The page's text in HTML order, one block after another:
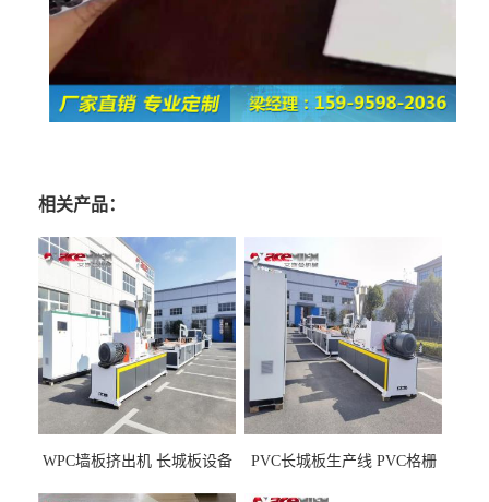
相关产品：
WPC墙板挤出机 长城板设备
PVC长城板生产线 PVC格栅